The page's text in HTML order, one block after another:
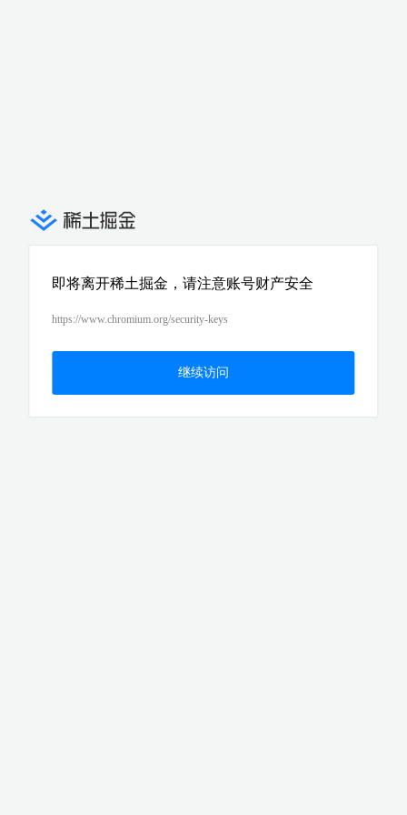
即将离开稀土掘金，请注意账号财产安全
https://www.chromium.org/security-keys
继续访问